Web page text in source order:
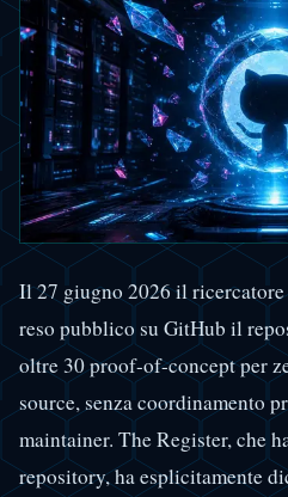
Il 27 giugno 2026 il
reso pubblico su GitHub il
oltre 30 proof-of-concept per
source, senza coordinamento
maintainer. The Register, che
repository, ha esplicitamente